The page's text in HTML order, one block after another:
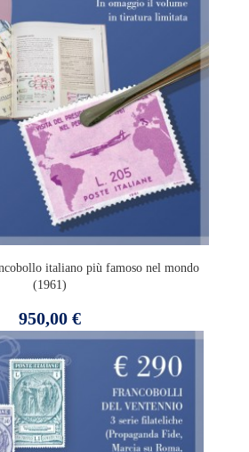
italiano più famoso nel mondo
(1961)
Prezzo
950,00 €